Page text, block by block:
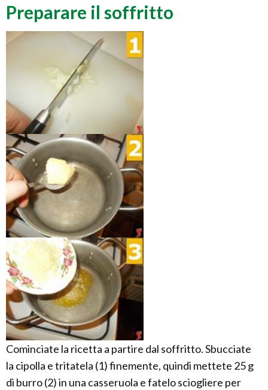
Preparare il soffritto
Cominciate la ricetta a partire dal soffritto. Sbucciate
la cipolla e tritatela (1) finemente, quindi mettete 25 g
di burro (2) in una casseruola e fatelo sciogliere per